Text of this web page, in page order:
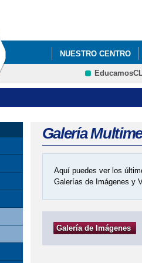
NUESTRO CENTRO
DOCUMENTOS
aquí
Galería
Aquí puedes ver los
Galerías de Imágenes y
Galería de Imágenes